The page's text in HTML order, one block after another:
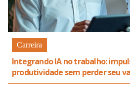
Carreira
Integrando IA no trabalho:
produtividade sem perder seu